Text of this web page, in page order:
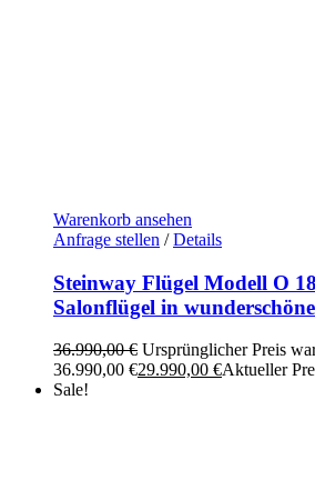
Warenkorb ansehen
Anfrage stellen / Details
Steinway Flügel Modell O
Salonflügel in
36.990,00€ Ursprünglicher Preis
36.990,00 €29.990,00 €Aktueller
Sale!